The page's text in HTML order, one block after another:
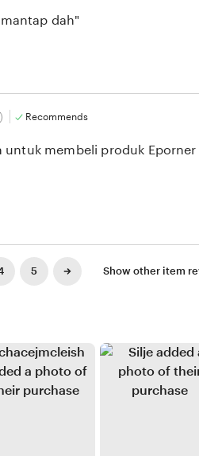
mantap dah"
Recommends
untuk membeli produk Eporner
5
Next
page
Show other item